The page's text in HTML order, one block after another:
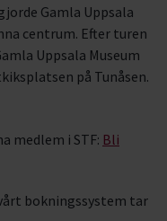
Gamla Uppsala
centrum. Efter turen
Uppsala Museum
på Tunåsen.
medlem i STF: Bli
bokningssystem tar